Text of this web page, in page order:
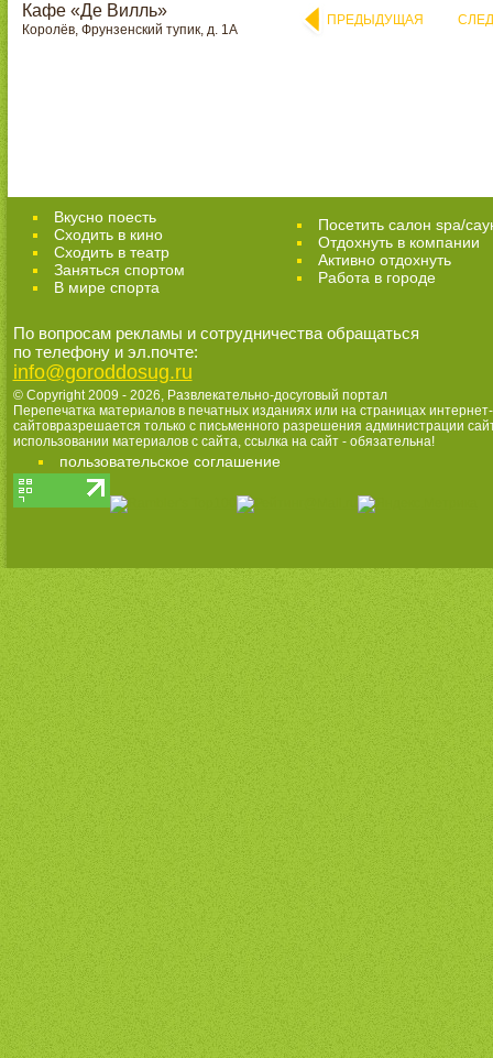
Кафе «Де Вилль»
Королёв, Фрунзенский тупик, д. 1А
ПРЕДЫДУЩАЯ
Вкусно поесть
Сходить в кино
Cходить в театр
Заняться спортом
В мире спорта
Посетить салон spa/
Отдохнуть в компании
Активно отдохнуть
Работа в городе
По вопросам рекламы и сотрудничества обращаться
по телефону и эл.почте:
info@goroddosug.ru
© Copyright 2009 - 2026, Развлекательно-досуговый портал
Перепечатка материалов в печатных изданиях или на страницах интернет-
сайтовразрешается только с письменного разрешения администрации
использовании материалов с сайта, ссылка на сайт - обязательна!
пользовательское соглашение